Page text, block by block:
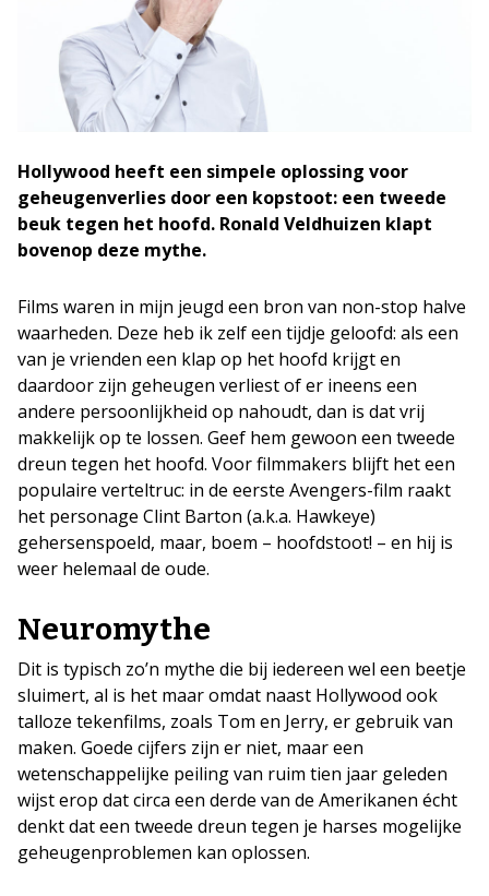
Hollywood heeft een simpele oplossing voor
geheugenverlies door een kopstoot: een tweede
beuk tegen het hoofd. Ronald Veldhuizen klapt
bovenop deze mythe.
Films waren in mijn jeugd een bron van non-stop halve
waarheden. Deze heb ik zelf een tijdje geloofd: als een
van je vrienden een klap op het hoofd krijgt en
daardoor zijn geheugen verliest of er ineens een
andere persoonlijkheid op nahoudt, dan is dat vrij
makkelijk op te lossen. Geef hem gewoon een tweede
dreun tegen het hoofd. Voor filmmakers blijft het een
populaire verteltruc: in de eerste Avengers-film raakt
het personage Clint Barton (a.k.a. Hawkeye)
gehersenspoeld, maar, boem – hoofdstoot! – en hij is
weer helemaal de oude.
Neuromythe
Dit is typisch zo’n mythe die bij iedereen wel een beetje
sluimert, al is het maar omdat naast Hollywood ook
talloze tekenfilms, zoals Tom en Jerry, er gebruik van
maken. Goede cijfers zijn er niet, maar een
wetenschappelijke peiling van ruim tien jaar geleden
wijst erop dat circa een derde van de Amerikanen écht
denkt dat een tweede dreun tegen je harses mogelijke
geheugenproblemen kan oplossen.